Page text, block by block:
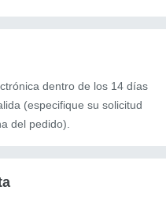
dentro de los 14 días
(especifique su solicitud
del pedido).